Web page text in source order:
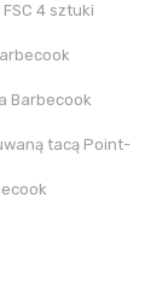
4 sztuki
Barbecook
tacą Point-